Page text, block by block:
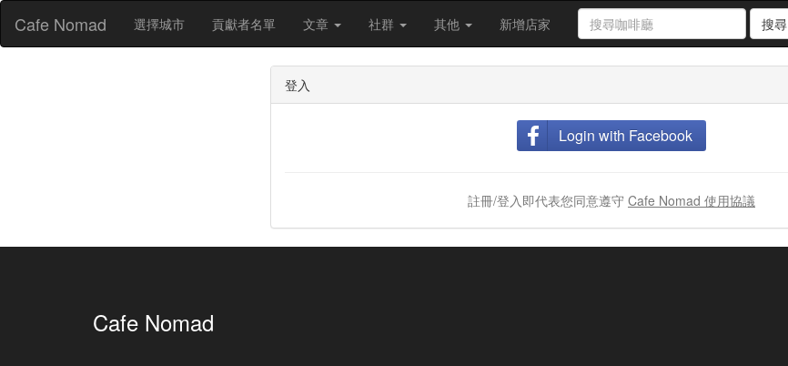
Cafe Nomad 選擇城市 貢獻者名單 文章 社群 其他 新增店家 搜尋
登入
Login with Facebook
註冊/登入即代表您同意遵守 Cafe Nomad 使用協議
Cafe Nomad